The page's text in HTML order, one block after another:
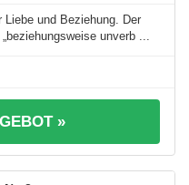
und Beziehung. Der
unverb ...
»